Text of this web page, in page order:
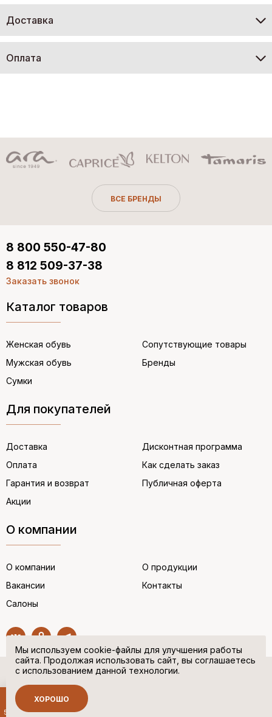
Доставка
Оплата
ВСЕ БРЕНДЫ
Каталог товаров
Женская обувь
Мужская обувь
Сумки
Сопутствующие товары
Бренды
Для покупателей
Доставка
Оплата
Гарантия и возврат
Акции
Дисконтная программа
Как сделать заказ
Публичная оферта
О компании
О компании
Вакансии
Салоны
О продукции
Контакты
8 800 550-47-80
8 812 509-37-38
Заказать звонок
© “НЕМЕЦКАЯ ОБУВЬ” 2017. Все права защищены.
Политика в отношении персональных данных
Сделано в
Мы используем cookie-файлы для улучшения работы
сайта. Продолжая использовать сайт, вы соглашаетесь
с использованием данной технологии.
ХОРОШО
500 руб.